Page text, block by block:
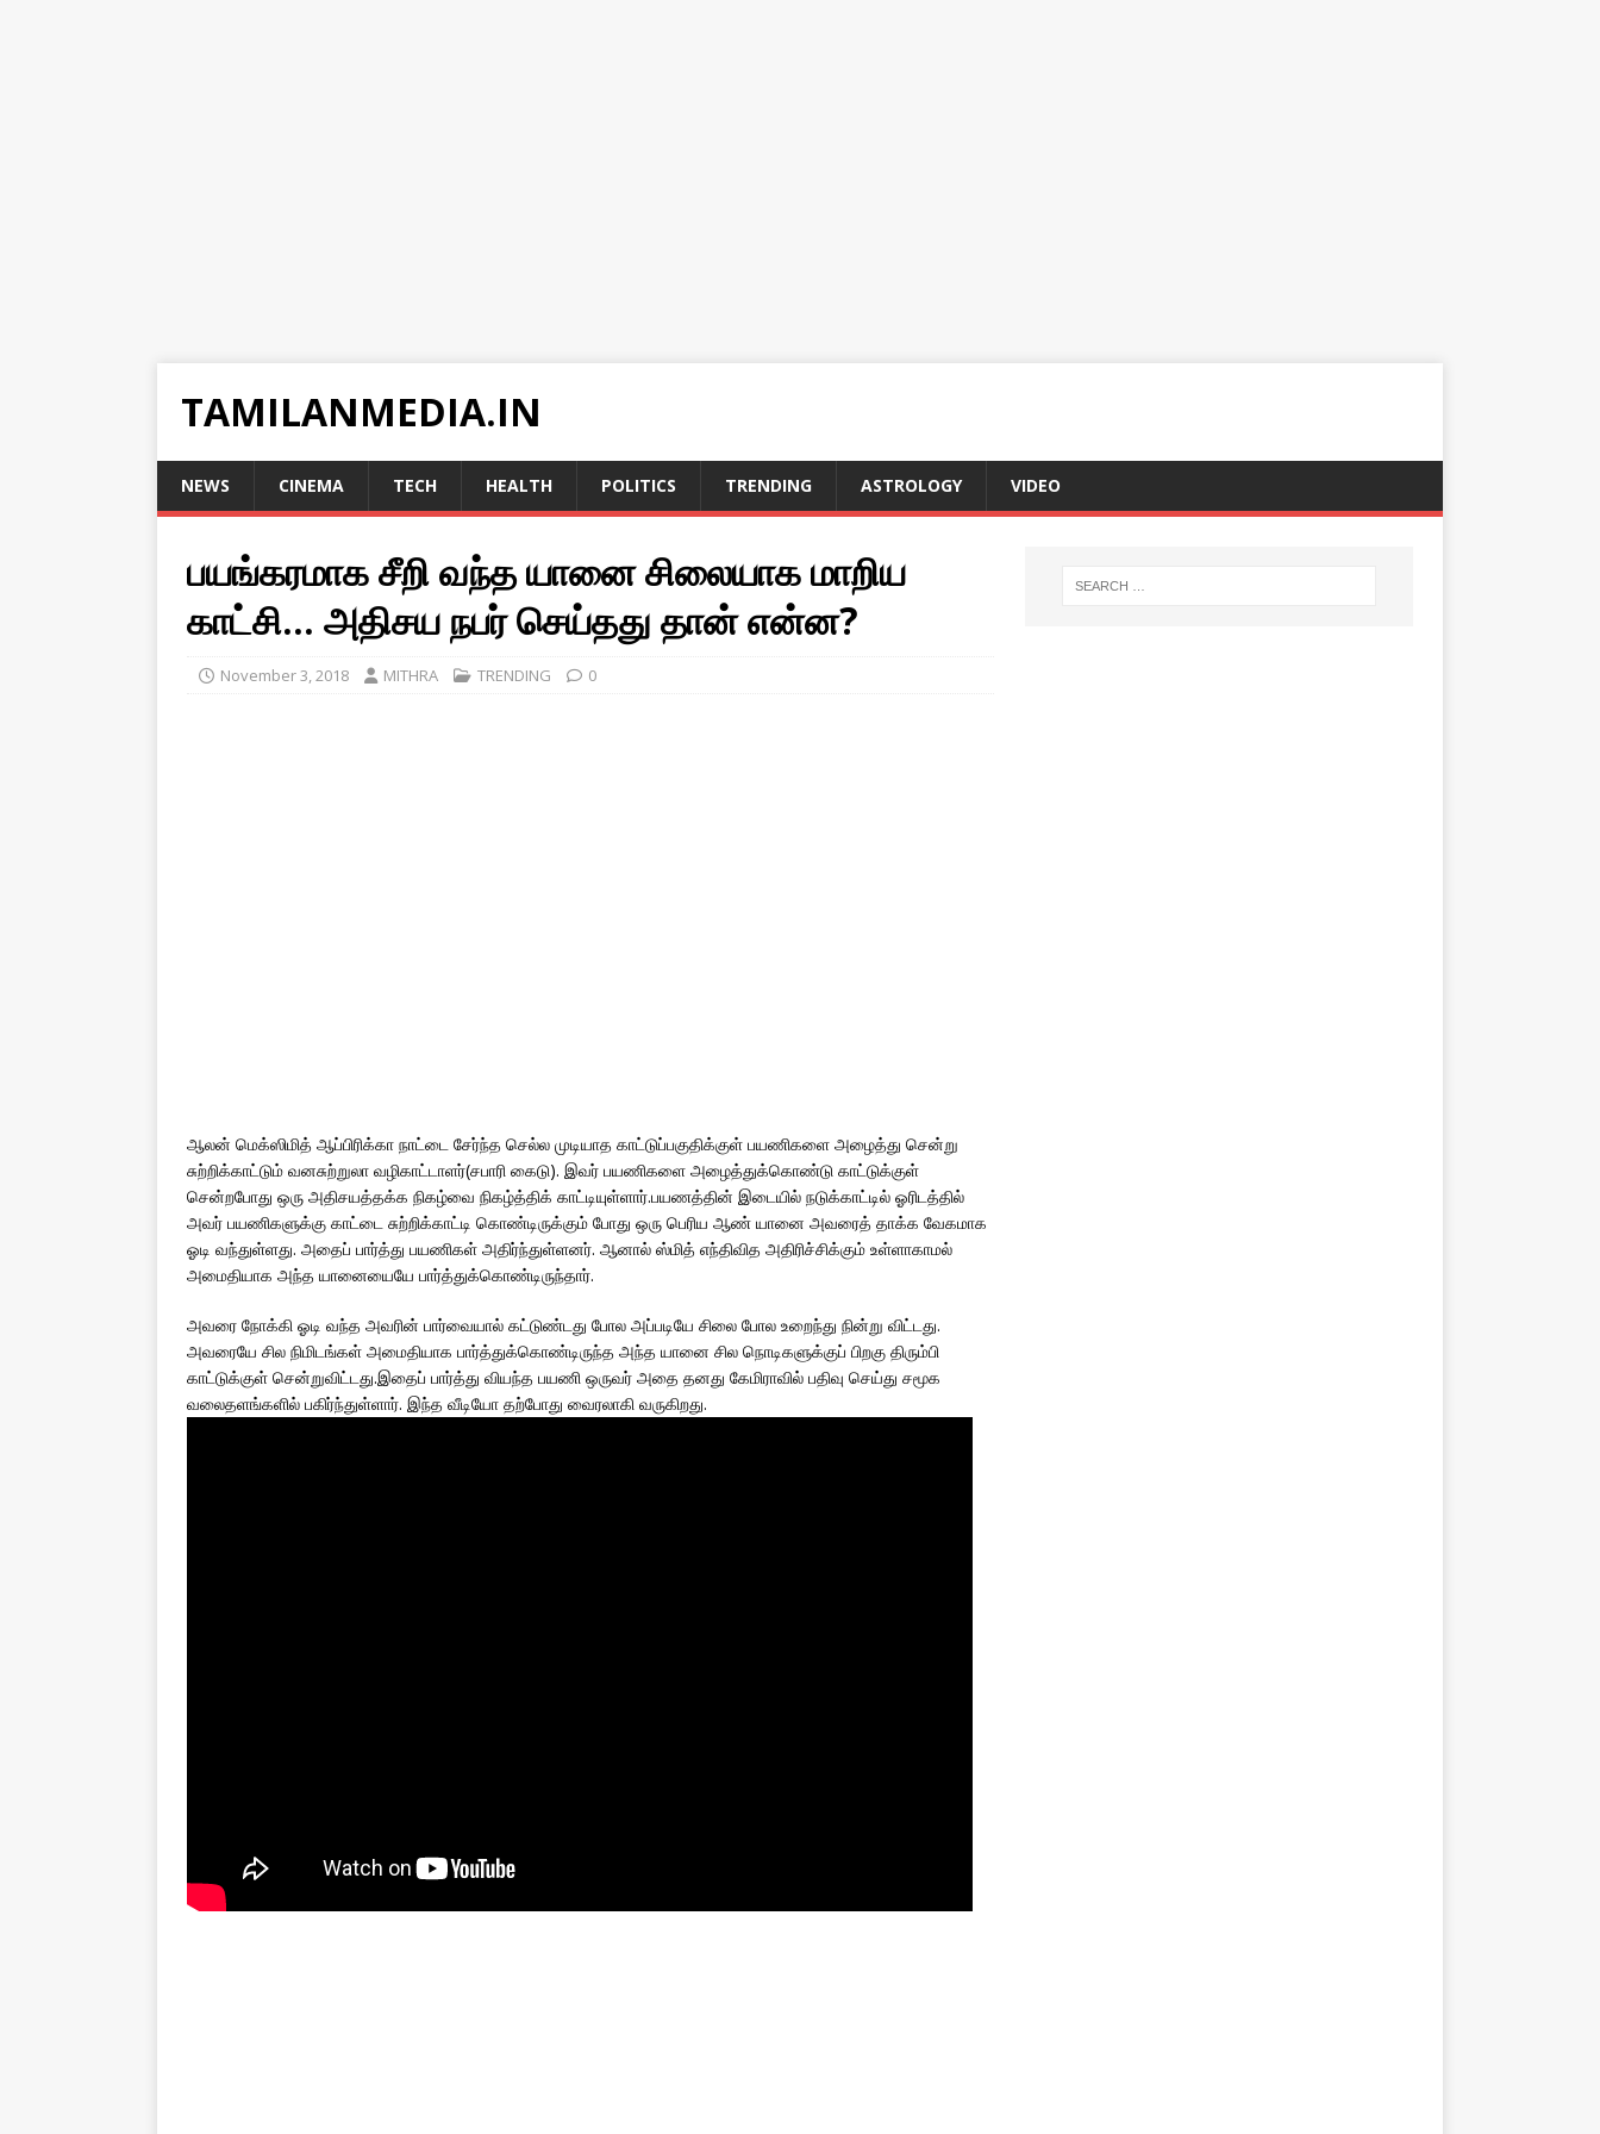
TAMILANMEDIA.IN
NEWS CINEMA TECH HEALTH POLITICS TRENDING ASTROLOGY VIDEO
பயங்கரமாக சீறி வந்த யானை சிலையாக மாறிய
காட்சி… அதிசய நபர் செய்தது தான் என்ன?
November 3, 2018 MITHRA TRENDING 0
ஆலன் மெக்ஸிமித் ஆப்பிரிக்கா நாட்டை சேர்ந்த செல்ல முடியாத காட்டுப்பகுதிக்குள் பயணிகளை அழைத்து சென்று
சுற்றிக்காட்டும் வனசுற்றுலா வழிகாட்டாளர்(சபாரி கைடு). இவர் பயணிகளை அழைத்துக்கொண்டு காட்டுக்குள்
சென்றபோது ஒரு அதிசயத்தக்க நிகழ்வை நிகழ்த்திக் காட்டியுள்ளார்.பயணத்தின் இடையில் நடுக்காட்டில் ஓரிடத்தில்
அவர் பயணிகளுக்கு காட்டை சுற்றிக்காட்டி கொண்டிருக்கும் போது ஒரு பெரிய ஆண் யானை அவரைத் தாக்க வேகமாக
ஓடி வந்துள்ளது. அதைப் பார்த்து பயணிகள் அதிர்ந்துள்ளனர். ஆனால் ஸ்மித் எந்திவித அதிரிச்சிக்கும் உள்ளாகாமல்
அமைதியாக அந்த யானையையே பார்த்துக்கொண்டிருந்தார்.
அவரை நோக்கி ஓடி வந்த அவரின் பார்வையால் கட்டுண்டது போல அப்படியே சிலை போல உறைந்து நின்று விட்டது.
அவரையே சில நிமிடங்கள் அமைதியாக பார்த்துக்கொண்டிருந்த அந்த யானை சில நொடிகளுக்குப் பிறகு திரும்பி
காட்டுக்குள் சென்றுவிட்டது.இதைப் பார்த்து வியந்த பயணி ஒருவர் அதை தனது கேமிராவில் பதிவு செய்து சமூக
வலைதளங்களில் பகிர்ந்துள்ளார். இந்த வீடியோ தற்போது வைரலாகி வருகிறது.